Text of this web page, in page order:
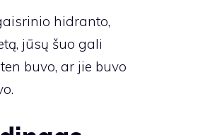
hidranto,
jūsų šuo gali
buvo, ar jie buvo